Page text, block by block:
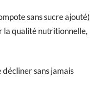
sans sucre ajouté)
la qualité nutritionnelle,
décliner sans jamais